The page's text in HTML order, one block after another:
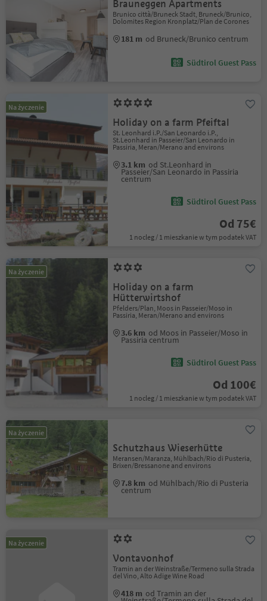
Brauneggen Apartments
Brunico città/Bruneck Stadt, Bruneck/Brunico,
Dolomites Region Kronplatz/Plan de Corones
181 m od Bruneck/Brunico centrum
Südtirol Guest Pass
Na życzenie
Holiday on a farm Pfeiftal
St. Leonhard i.P./San Leonardo i.P.,
St.Leonhard in Passeier/San Leonardo in
Passiria, Meran/Merano and environs
3.1 km od St.Leonhard in
Passeier/San Leonardo in Passiria
centrum
Südtirol Guest Pass
Od 75€
1 nocleg / 1 mieszkanie w tym podatek VAT
Na życzenie
Holiday on a farm
Hütterwirtshof
Pfelders/Plan, Moos in Passeier/Moso in
Passiria, Meran/Merano and environs
3.6 km od Moos in Passeier/Moso in
Passiria centrum
Südtirol Guest Pass
Od 100€
1 nocleg / 1 mieszkanie w tym podatek VAT
Na życzenie
Schutzhaus Wieserhütte
Meransen/Maranza, Mühlbach/Rio di Pusteria,
Brixen/Bressanone and environs
7.8 km od Mühlbach/Rio di Pusteria
centrum
Na życzenie
Vontavonhof
Tramin an der Weinstraße/Termeno sulla Strada
del Vino, Alto Adige Wine Road
418 m od Tramin an der